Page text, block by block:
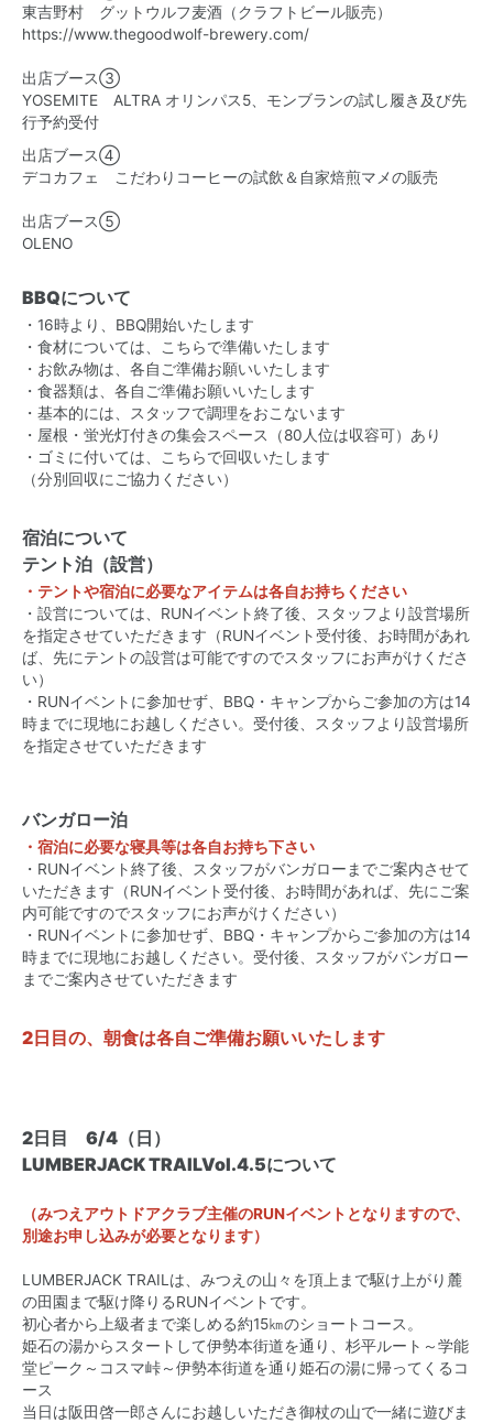
東吉野村 グットウルフ麦酒（クラフトビール販売）
https://www.thegoodwolf-brewery.com/
出店ブース③
YOSEMITE ALTRA オリンパス5、モンブランの試し履き及び先
行予約受付
出店ブース④
デコカフェ こだわりコーヒーの試飲＆自家焙煎マメの販売
出店ブース⑤
OLENO
BBQについて
・16時より、BBQ開始いたします
・食材については、こちらで準備いたします
・お飲み物は、各自ご準備お願いいたします
・食器類は、各自ご準備お願いいたします
・基本的には、スタッフで調理をおこないます
・屋根・蛍光灯付きの集会スペース（80人位は収容可）あり
・ゴミに付いては、こちらで回収いたします
（分別回収にご協力ください）
宿泊について
テント泊（設営）
・テントや宿泊に必要なアイテムは各自お持ちください
・設営については、RUNイベント終了後、スタッフより設営場所
を指定させていただきます（RUNイベント受付後、お時間があれ
ば、先にテントの設営は可能ですのでスタッフにお声がけくださ
い）
・RUNイベントに参加せず、BBQ・キャンプからご参加の方は14
時までに現地にお越しください。受付後、スタッフより設営場所
を指定させていただきます
バンガロー泊
・宿泊に必要な寝具等は各自お持ち下さい
・RUNイベント終了後、スタッフがバンガローまでご案内させて
いただきます（RUNイベント受付後、お時間があれば、先にご案
内可能ですのでスタッフにお声がけください）
・RUNイベントに参加せず、BBQ・キャンプからご参加の方は14
時までに現地にお越しください。受付後、スタッフがバンガロー
までご案内させていただきます
2日目の、朝食は各自ご準備お願いいたします
2日目 6/4（日）
LUMBERJACK TRAILVol.4.5について
（みつえアウトドアクラブ主催のRUNイベントとなりますので、
別途お申し込みが必要となります）
LUMBERJACK TRAILは、みつえの山々を頂上まで駆け上がり麓
の田園まで駆け降りるRUNイベントです。
初心者から上級者まで楽しめる約15㎞のショートコース。
姫石の湯からスタートして伊勢本街道を通り、杉平ルート～学能
堂ピーク～コスマ峠～伊勢本街道を通り姫石の湯に帰ってくるコ
ース
当日は阪田啓一郎さんにお越しいただき御杖の山で一緒に遊びま